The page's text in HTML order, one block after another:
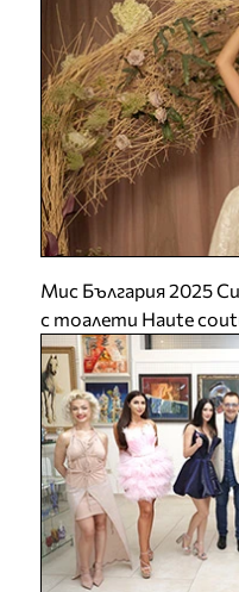
Мис България 2025
с тоалети Haute